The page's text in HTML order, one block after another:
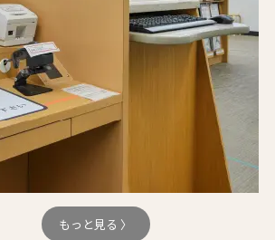
もっと見る 〉